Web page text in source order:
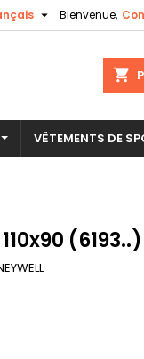
Bienvenue,

shopping_cart
VÊTEMENTS DE